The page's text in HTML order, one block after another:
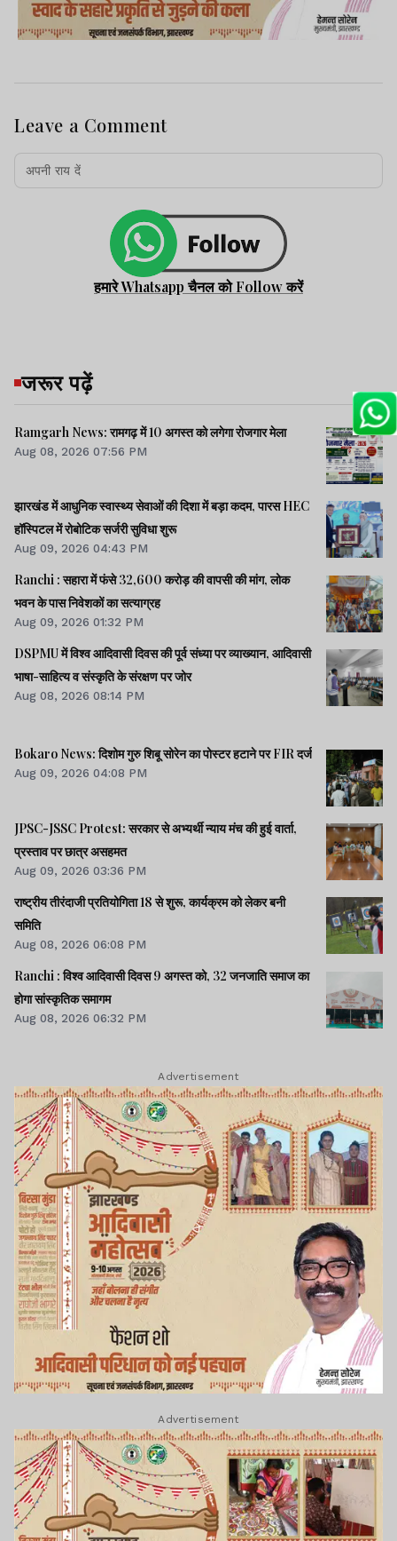
Leave a Comment
हमारे Whatsapp चैनल को Follow करें
जरूर पढ़ें
Ramgarh News: रामगढ़ में 10 अगस्त को लगेगा रोजगार मेला
Aug 08, 2026 07:56 PM
झारखंड में आधुनिक स्वास्थ्य सेवाओं की दिशा में बड़ा कदम, पारस HEC
हॉस्पिटल में रोबोटिक सर्जरी सुविधा शुरू
Aug 09, 2026 04:43 PM
Ranchi : सहारा में फंसे 32,600 करोड़ की वापसी की मांग, लोक
भवन के पास निवेशकों का सत्याग्रह
Aug 09, 2026 01:32 PM
DSPMU में विश्व आदिवासी दिवस की पूर्व संध्या पर व्याख्यान, आदिवासी
भाषा-साहित्य व संस्कृति के संरक्षण पर जोर
Aug 08, 2026 08:14 PM
Bokaro News: दिशोम गुरु शिबू सोरेन का पोस्टर हटाने पर FIR दर्ज
Aug 09, 2026 04:08 PM
JPSC-JSSC Protest: सरकार से अभ्यर्थी न्याय मंच की हुई वार्ता,
प्रस्ताव पर छात्र असहमत
Aug 09, 2026 03:36 PM
राष्ट्रीय तीरंदाजी प्रतियोगिता 18 से शुरू, कार्यक्रम को लेकर बनी
समिति
Aug 08, 2026 06:08 PM
Ranchi : विश्व आदिवासी दिवस 9 अगस्त को, 32 जनजाति समाज का
होगा सांस्कृतिक समागम
Aug 08, 2026 06:32 PM
Advertisement
Advertisement